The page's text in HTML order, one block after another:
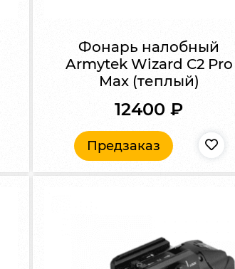
Фонарь налобный
Armytek Wizard C2 Pro
Max (теплый)
12400₽
Предзаказ